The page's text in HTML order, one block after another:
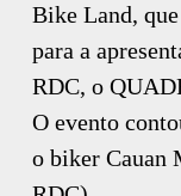
Bike Land,
para a
RDC, o
O evento
o biker Cauan